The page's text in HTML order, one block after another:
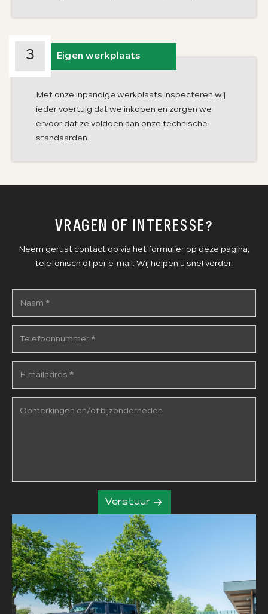
3 Eigen werkplaats
Met onze inpandige werkplaats inspecteren wij
ieder voertuig dat we inkopen en zorgen we
ervoor dat ze voldoen aan onze technische
standaarden.
VRAGEN OF INTERESSE?
Neem gerust contact op via het formulier op deze pagina,
telefonisch of per e-mail. Wij helpen u snel verder.
Naam *
Telefoonnummer *
E-mailadres *
Opmerkingen en/of bijzonderheden
Verstuur